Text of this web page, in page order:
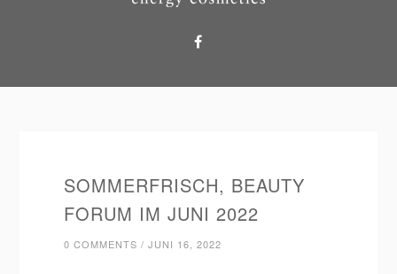
SOMMERFRISCH, BEAUTY
FORUM IM JUNI 2022
0 COMMENTS /JUNI 16, 2022